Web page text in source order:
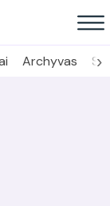
Archyvas ›